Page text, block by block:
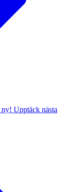
ny! Upptäck nästa